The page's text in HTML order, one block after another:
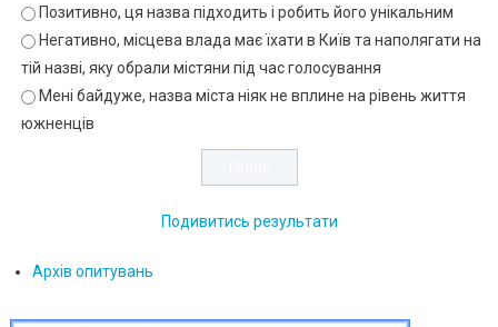
Позитивно, ця назва підходить і робить його унікальним
Негативно, місцева влада має їхати в Київ та наполягати на
тій назві, яку обрали містяни під час голосування
Мені байдуже, назва міста ніяк не вплине на рівень життя
южненців
Подивитись результати
Архів опитувань